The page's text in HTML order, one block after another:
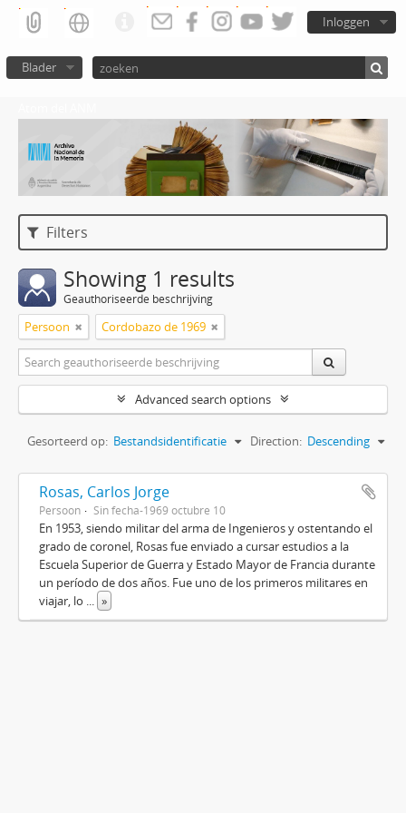
Inloggen
Blader
Filters
Showing 1 results
Geauthoriseerde beschrijving
Persoon Cordobazo de 1969
Advanced search options
Gesorteerd op: Bestandsidentificatie Direction: Descending
Rosas, Carlos Jorge
Persoon Sin fecha-1969 octubre 10
En 1953, siendo militar del arma de Ingenieros y ostentando el
grado de coronel, Rosas fue enviado a cursar estudios a la
Escuela Superior de Guerra y Estado Mayor de Francia durante
un período de dos años. Fue uno de los primeros militares en
viajar, lo ... »